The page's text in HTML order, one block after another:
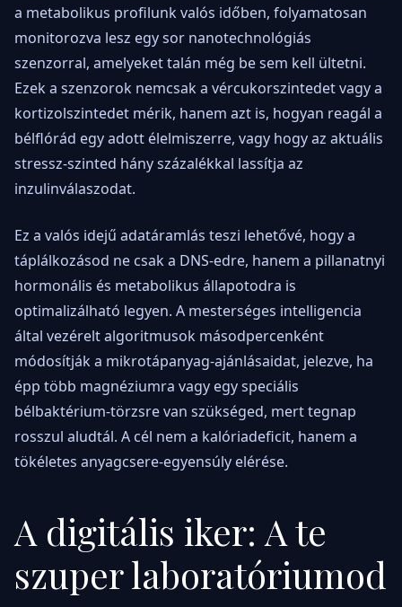
a metabolikus profilunk valós időben, folyamatosan
monitorozva lesz egy sor nanotechnológiás
szenzorral, amelyeket talán még be sem kell ültetni.
Ezek a szenzorok nemcsak a vércukorszintedet vagy a
kortizolszintedet mérik, hanem azt is, hogyan reagál a
bélflórád egy adott élelmiszerre, vagy hogy az aktuális
stressz-szinted hány százalékkal lassítja az
inzulinválaszodat.
Ez a valós idejű adatáramlás teszi lehetővé, hogy a
táplálkozásod ne csak a DNS-edre, hanem a pillanatnyi
hormonális és metabolikus állapotodra is
optimalizálható legyen. A mesterséges intelligencia
által vezérelt algoritmusok másodpercenként
módosítják a mikrotápanyag-ajánlásaidat, jelezve, ha
épp több magnéziumra vagy egy speciális
bélbaktérium-törzsre van szükséged, mert tegnap
rosszul aludtál. A cél nem a kalóriadeficit, hanem a
tökéletes anyagcsere-egyensúly elérése.
A digitális iker: A te
szuper laboratóriumod